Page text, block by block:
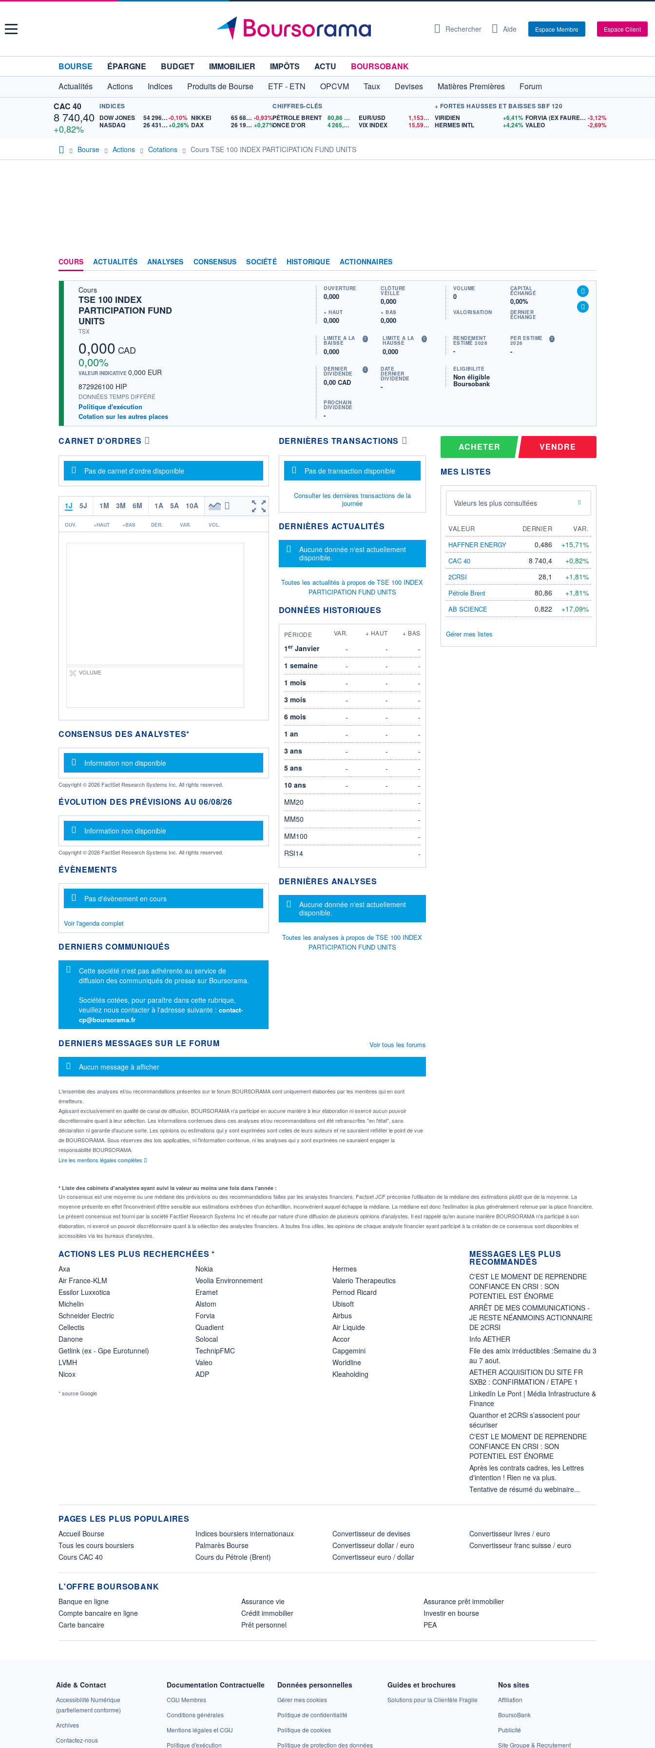
Menu Rechercher Aide Espace Membre Espace Client
BOURSE ÉPARGNE BUDGET IMMOBILIER IMPÔTS ACTU
BOURSOBANK
Actualités
Actions Indices Produits de Bourse ETF - ETN OPCVM Taux Devises Matières Premières
Forum
CAC 40
8 740,40
+0,82%
INDICES
DOW JONES
54 296,33-0,10%
NASDAQ
26 431,60+0,26%
NIKKEI 65 683,26 -0,93%
DAX
26 196,95 +0,27%
CHIFFRES-CLÉS
PÉTROLE BRENT
80,86
ONCE D'OR
4 265,57 $US
EUR/USD 1,1537$US
VIX INDEX
15,59
$US
+ FORTES HAUSSES ET BAISSES SBF 120
VIRIDIEN
+6,41%
HERMES INTL
+4,24%
FORVIA (EX FAURECIA) -3,12%
VALEO
-2,69%
Bourse Actions Cotations Cours TSE 100 INDEX PARTICIPATION FUND UNITS
COURS ACTUALITÉS ANALYSES CONSENSUS SOCIÉTÉ HISTORIQUE ACTIONNAIRES
Cours
TSE 100 INDEX
PARTICIPATION FUND
UNITS
TSX
0,000 CAD
0,00%
VALEUR INDICATIVE 0,000 EUR
872926100 HIP
DONNÉES TEMPS DIFFÉRÉ
Politique d'exécution
Cotation sur les autres places
OUVERTURE
0,000
CLÔTURE
VEILLE
0,000
+ HAUT
0,000
+ BAS
0,000
VOLUME
0
CAPITAL
ÉCHANGÉ
0,00%
VALORISATION DERNIER
ÉCHANGE
LIMITE À LA
BAISSE
0,000
LIMITE À LA
HAUSSE
0,000
RENDEMENT
ESTIMÉ 2026
-
PER ESTIMÉ
2026
-
DERNIER
DIVIDENDE
0,00 CAD
DATE
DERNIER
DIVIDENDE
-
PROCHAIN
DIVIDENDE
-
ÉLIGIBILITÉ
Non éligible
Boursobank
CARNET D'ORDRES
Message d'information
Pas de carnet d'ordre disponible
1J 5J 1M 3M 6M 1A 5A 10A
OUV. +HAUT +BAS DER. VAR. VOL.
VOLUME
CONSENSUS DES ANALYSTES*
Message d'information
Information non disponible
Copyright © 2026 FactSet Research Systems Inc. All rights reserved.
ÉVOLUTION DES PRÉVISIONS AU 06/08/26
Message d'information
Information non disponible
Copyright © 2026 FactSet Research Systems Inc. All rights reserved.
ÉVÈNEMENTS
Message d'information
Pas d'évènement en cours
Voir l'agenda complet
DERNIERS COMMUNIQUÉS
Message d'information
Cette société n'est pas adhérente au service de
diffusion des communiqués de presse sur Boursorama.
Sociétés cotées, pour paraître dans cette rubrique,
veuillez nous contacter à l'adresse suivante : contact-
cp@boursorama.fr
DERNIÈRES TRANSACTIONS
Message d'information
Pas de transaction disponible
Consulter les dernières transactions de la
journée
DERNIÈRES ACTUALITÉS
Message d'information
Aucune donnée n'est actuellement
disponible.
Toutes les actualités à propos de TSE 100 INDEX
PARTICIPATION FUND UNITS
DONNÉES HISTORIQUES
PÉRIODE VAR. + HAUT + BAS
1erJanvier - -
-
1 semaine
- -
-
1 mois
- -
-
3 mois
- -
-
6 mois
- -
-
1 an
- -
-
3 ans
- -
-
5 ans
- -
-
10 ans
- -
-
MM20
-
MM50
-
MM100
-
RSI14
-
DERNIÈRES ANALYSES
Message d'information
Aucune donnée n'est actuellement
disponible.
Toutes les analyses à propos de TSE 100 INDEX
PARTICIPATION FUND UNITS
DERNIERS MESSAGES SUR LE FORUM
Message d'information
Aucun message à afficher
L'ensemble des analyses et/ou recommandations présentes sur le forum BOURSORAMA sont uniquement élaborées par les membres qui en sont
émetteurs.
Agissant exclusivement en qualité de canal de diffusion, BOURSORAMA n'a participé en aucune manière à leur élaboration ni exercé aucun pouvoir
discrétionnaire quant à leur sélection. Les informations contenues dans ces analyses et/ou recommandations ont été retranscrites "en l'état", sans
déclaration ni garantie d'aucune sorte. Les opinions ou estimations qui y sont exprimées sont celles de leurs auteurs et ne sauraient refléter le point de vue
de BOURSORAMA. Sous réserves des lois applicables, ni l'information contenue, ni les analyses qui y sont exprimées ne sauraient engager la
responsabilité BOURSORAMA.
Lire les mentions légales complètes
Voir tous les forums
ACHETER VENDRE
MES LISTES
Valeurs les plus consultées
VALEUR DERNIER
VAR.
HAFFNER ENERGY
0,486 +15,71%
CAC 40 8 740,4 +0,82%
2CRSI 28,1 +1,81%
Pétrole Brent 80,86 +1,81%
AB SCIENCE 0,822 +17,09%
Gérer mes listes
* Liste des cabinets d'analystes ayant suivi la valeur au moins une fois dans l'année :
Un consensus est une moyenne ou une médiane des prévisions ou des recommandations faites par les analystes financiers. Factset JCF préconise l'utilisation de la médiane des estimations plutôt que de la moyenne. La
moyenne présente en effet l'inconvénient d'être sensible aux estimations extrêmes d'un échantillon, inconvénient auquel échappe la médiane. La médiane est donc l'estimation la plus généralement retenue par la place financière.
Le présent consensus est fourni par la société FactSet Research Systems Inc et résulte par nature d'une diffusion de plusieurs opinions d'analystes. Il est rappelé qu'en aucune manière BOURSORAMA n'a participé à son
élaboration, ni exercé un pouvoir discrétionnaire quant à la sélection des analystes financiers. A toutes fins utiles, les opinions de chaque analyste financier ayant participé à la création de ce consensus sont disponibles et
accessibles via les bureaux d'analystes.
ACTIONS LES PLUS RECHERCHÉES *
Axa
Air France-KLM
Essilor Luxxotica
Michelin
Schneider Electric
Cellectis
Danone
Getlink (ex - Gpe Eurotunnel)
LVMH
Nicox
Nokia
Veolia Environnement
Eramet
Alstom
Forvia
Quadient
Solocal
TechnipFMC
Valeo
ADP
Hermes
Valerio Therapeutics
Pernod Ricard
Ubisoft
Airbus
Air Liquide
Accor
Capgemini
Worldline
Kleaholding
* source Google
MESSAGES LES PLUS
RECOMMANDÉS
C'EST LE MOMENT DE REPRENDRE
CONFIANCE EN CRSI : SON
POTENTIEL EST ÉNORME
ARRÊT DE MES COMMUNICATIONS -
JE RESTE NÉANMOINS ACTIONNAIRE
DE 2CRSI
Info AETHER
File des amix irréductibles :Semaine du 3
au 7 aout.
AETHER ACQUISITION DU SITE FR
SXB2 : CONFIRMATION / ETAPE 1
LinkedIn Le Pont | Média Infrastructure &
Finance
Quanthor et 2CRSi s’associent pour
sécuriser
C'EST LE MOMENT DE REPRENDRE
CONFIANCE EN CRSI : SON
POTENTIEL EST ÉNORME
Après les contrats cadres, les Lettres
d'intention ! Rien ne va plus.
Tentative de résumé du webinaire...
PAGES LES PLUS POPULAIRES
Accueil Bourse
Tous les cours boursiers
Cours CAC 40
Indices boursiers internationaux
Palmarès Bourse
Cours du Pétrole (Brent)
Convertisseur de devises
Convertisseur dollar / euro
Convertisseur euro / dollar
Convertisseur livres / euro
Convertisseur franc suisse / euro
L'OFFRE BOURSOBANK
Banque en ligne
Compte bancaire en ligne
Carte bancaire
Assurance vie
Crédit immobilier
Prêt personnel
Assurance prêt immobilier
Investir en bourse
PEA
Aide & Contact
Accessibilité Numérique
(partiellement conforme)
Archives
Contactez-nous
Documentation Contractuelle
CGU Membres
Conditions générales
Mentions légales et CGU
Politique d'exécution
Données personnelles
Gérer mes cookies
Politique de confidentialité
Politique de cookies
Politique de protection des données
Guides et brochures
Solutions pour la Clientèle Fragile
Nos sites
Affiliation
BoursoBank
Publicité
Site Groupe & Recrutement